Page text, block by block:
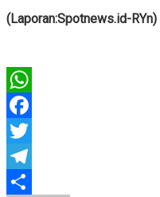
(Laporan:Spotnews.id-RYn)
WhatsApp
Facebook
Twitter
Telegram